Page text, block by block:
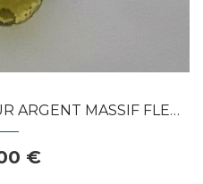
MASSIF FLEUR...
€